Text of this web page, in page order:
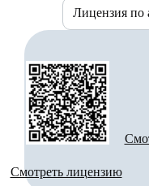
Лицензия по
Смотреть лицензию